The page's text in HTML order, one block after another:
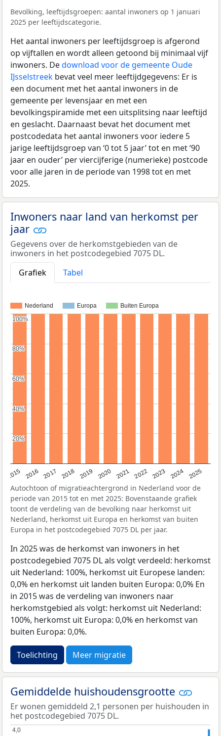
Bevolking, leeftijdsgroepen: aantal inwoners op 1 januari
2025 per leeftijdscategorie.
Het aantal inwoners per leeftijdsgroep is afgerond
op vijftallen en wordt alleen getoond bij minimaal vijf
inwoners. Dedownload voor de gemeente Oude
IJsselstreek bevat veel meer leeftijdgegevens: Er is
een document met het aantal inwoners in de
gemeente per levensjaar en met een
bevolkingspiramide met een uitsplitsing naar leeftijd
en geslacht. Daarnaast bevat het document met
postcodedata het aantal inwoners voor iedere 5
jarige leeftijdsgroep van ‘0 tot 5 jaar’ tot en met ‘90
jaar en ouder’ per viercijferige (numerieke) postcode
voor alle jaren in de periode van 1998 tot en met
2025.
Inwoners naar land van herkomst per
jaar
Gegevens over de herkomstgebieden van de
inwoners in het postcodegebied 7075 DL.
Grafiek
Tabel
Nederland Europa Buiten Europa
2015 2016 2017 2018 2019 2020 2021 2022 2023 2024 2025
20%
20%
40%
40%
60%
60%
80%
80%
100%
100%
Autochtoon of migratieachtergrond in Nederland voor de
periode van 2015 tot en met 2025: Bovenstaande grafiek
toont de verdeling van de bevolking naar herkomst uit
Nederland, herkomst uit Europa en herkomst van buiten
Europa in het postcodegebied 7075 DL per jaar.
In 2025 was de herkomst van inwoners in het
postcodegebied 7075 DL als volgt verdeeld: herkomst
uit Nederland: 100%, herkomst uit Europese landen:
0,0% en herkomst uit landen buiten Europa: 0,0% En
in 2015 was de verdeling van inwoners naar
herkomstgebied als volgt: herkomst uit Nederland:
100%, herkomst uit Europa: 0,0% en herkomst van
buiten Europa: 0,0%.
Toelichting Meer migratie
Gemiddelde huishoudensgrootte
Er wonen gemiddeld 2,1 personen per huishouden in
het postcodegebied 7075 DL.
4,0
4,0